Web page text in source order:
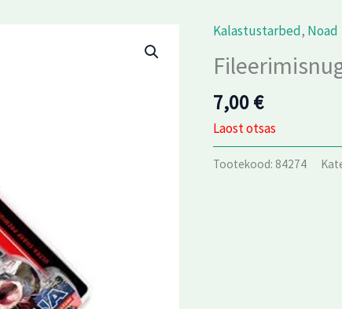
Kalastustarbed, Noad
7,00€
Laost otsas
Tootekood: 84274